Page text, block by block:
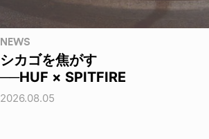
NEWS
シカゴを焦がす
──HUF × SPITFIRE
2026.08.05